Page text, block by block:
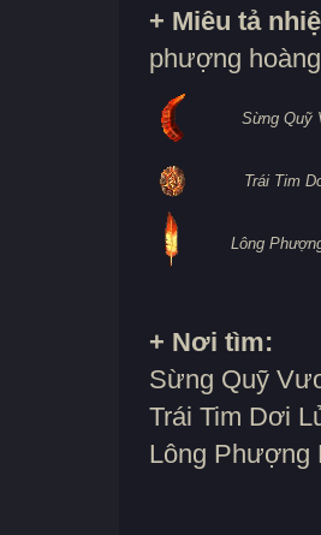
+ Miêu tả
phượng
Sừng Quỹ
Trái Tim
Lông
+ Nơi tìm:
Sừng Quỹ
Trái Tim Dơi
Lông Phượng